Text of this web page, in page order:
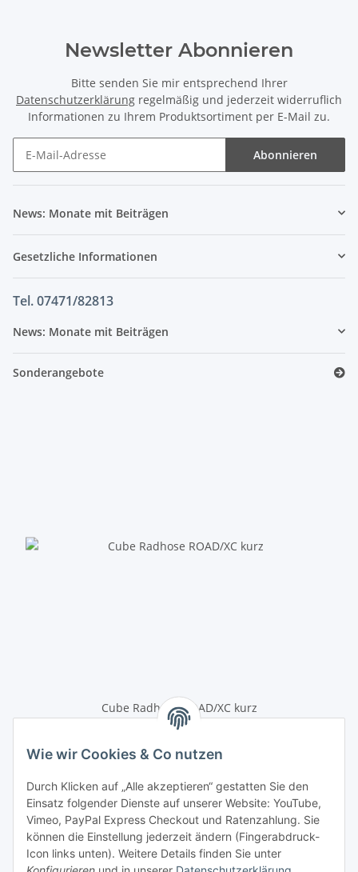
Newsletter Abonnieren
Bitte senden Sie mir entsprechend Ihrer
Datenschutzerklärung regelmäßig und jederzeit widerruflich
Informationen zu Ihrem Produktsortiment per E-Mail zu.
Abonnieren
News: Monate mit Beiträgen
Gesetzliche Informationen
Tel. 07471/82813
News: Monate mit Beiträgen
Sonderangebote
Cube Radhose ROAD/XC kurz
79,00 €
Anmelden
E-Mail-Adresse
Passwort
Wie wir Cookies & Co nutzen
Durch Klicken auf „Alle akzeptieren“ gestatten Sie den
Einsatz folgender Dienste auf unserer Website: YouTube,
Vimeo, PayPal Express Checkout und Ratenzahlung. Sie
können die Einstellung jederzeit ändern (Fingerabdruck-
Icon links unten). Weitere Details finden Sie unter